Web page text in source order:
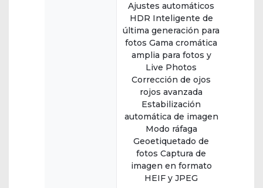
Ajustes automáticos
HDR Inteligente de
última generación para
fotos Gama cromática
amplia para fotos y
Live Photos
Corrección de ojos
rojos avanzada
Estabilización
automática de imagen
Modo ráfaga
Geoetiquetado de
fotos Captura de
imagen en formato
HEIF y JPEG